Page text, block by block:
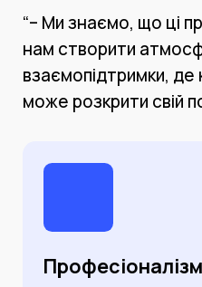
“– Ми знаємо, що ці
нам створити
взаємопідтримки, де
може розкрити свій
Професіоналізм